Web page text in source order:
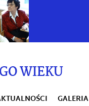
WIEKU
GALERIA